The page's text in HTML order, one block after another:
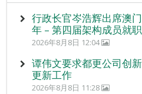
行政长官岑浩辉出席澳
年 – 第四届架构成员就职
2026年8月8日 12:04
谭伟文要求都更公司创
更新工作
2026年8月8日 11:28